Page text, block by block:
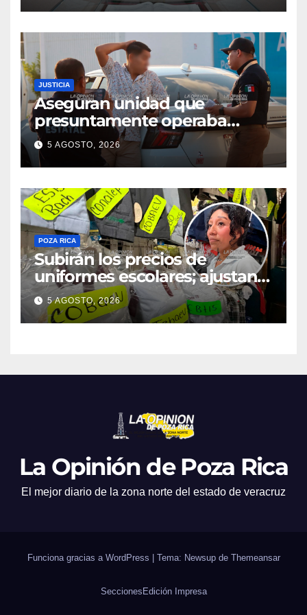
JUSTICIA
Aseguran unidad que
presuntamente operaba
mediante aplicación digital en
operativo de Transporte
Público
5 AGOSTO, 2026
POZA RICA
Subirán los precios de
uniformes escolares; ajustan
promociones
5 AGOSTO, 2026
La Opinión de Poza Rica
El mejor diario de la zona norte del estado de veracruz
Funciona gracias a WordPress Tema: Newsup de Themeansar
SeccionesEdición Impresa